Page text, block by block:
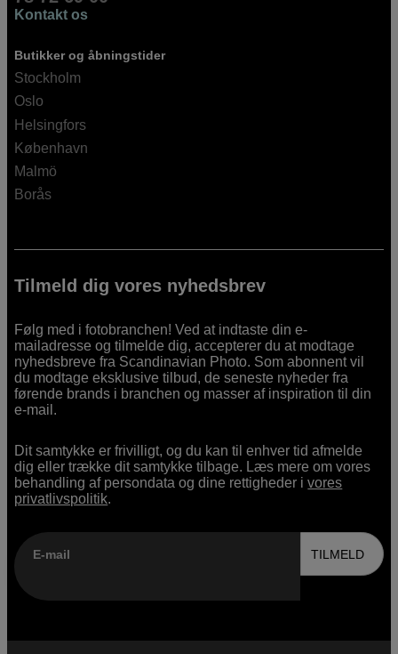
Kontakt os
Butikker og åbningstider
Stockholm
Oslo
Helsingfors
København
Malmö
Borås
Tilmeld dig vores nyhedsbrev
Følg med i fotobranchen! Ved at indtaste din e-
mailadresse og tilmelde dig, accepterer du at modtage
nyhedsbreve fra Scandinavian Photo. Som abonnent vil
du modtage eksklusive tilbud, de seneste nyheder fra
førende brands i branchen og masser af inspiration til din
e-mail.
Dit samtykke er frivilligt, og du kan til enhver tid afmelde
dig eller trække dit samtykke tilbage. Læs mere om vores
behandling af persondata og dine rettigheder ivores
privatlivspolitik.
E-mail TILMELD